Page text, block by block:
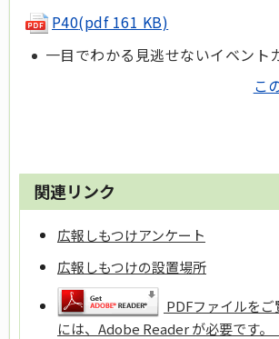
P40(pdf 161 KB)
一目でわかる見逃せないイベント
こ
関連リンク
広報しもつけアンケート
広報しもつけの設置場所
PDFファイルを
には、Adobe Reader が必要です。